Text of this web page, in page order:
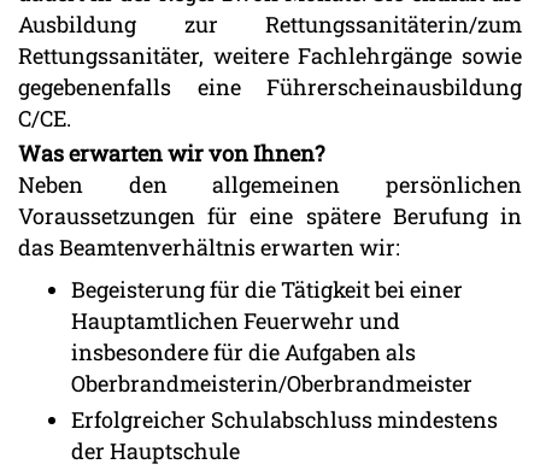
Ausbildung zur Rettungssanitäterin/zum
Rettungssanitäter, weitere Fachlehrgänge sowie
gegebenenfalls eine Führerscheinausbildung
C/CE.
Was erwarten wir von Ihnen?
Neben den allgemeinen persönlichen
Voraussetzungen für eine spätere Berufung in
das Beamtenverhältnis erwarten wir:
Begeisterung für die Tätigkeit bei einer
Hauptamtlichen Feuerwehr und
insbesondere für die Aufgaben als
Oberbrandmeisterin/Oberbrandmeister
Erfolgreicher Schulabschluss mindestens
der Hauptschule